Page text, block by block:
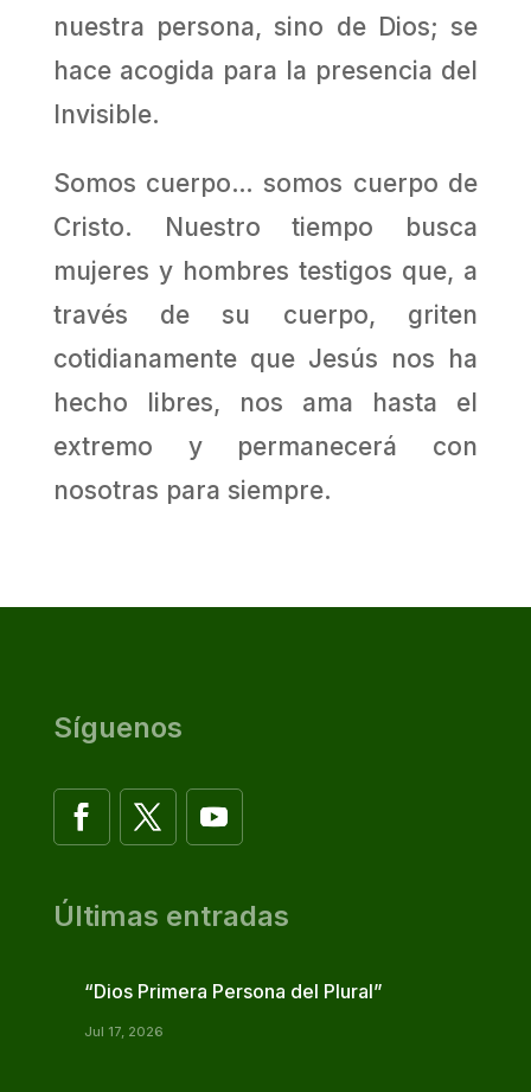
nuestra persona, sino de Dios; se
hace acogida para la presencia del
Invisible.
Somos cuerpo… somos cuerpo de
Cristo. Nuestro tiempo busca
mujeres y hombres testigos que, a
través de su cuerpo, griten
cotidianamente que Jesús nos ha
hecho libres, nos ama hasta el
extremo y permanecerá con
nosotras para siempre.
Síguenos
Últimas entradas
“Dios Primera Persona del Plural”
Jul 17, 2026